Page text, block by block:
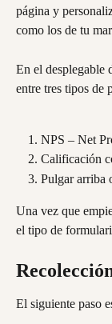
página y
como los de tu
En el desplegable
entre tres tipos de
NPS – Net
Calificación
Pulgar arriba
Una vez que
el tipo de
El siguiente paso